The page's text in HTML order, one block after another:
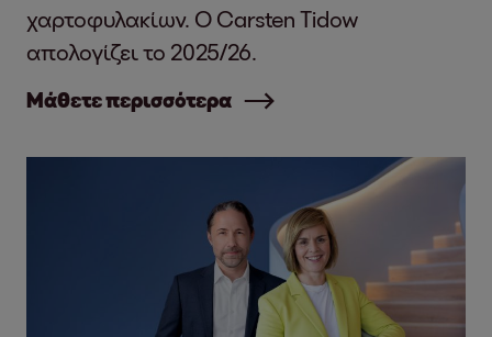
χαρτοφυλακίων. Ο Carsten Tidow
απολογίζει το 2025/26.
Μάθετε περισσότερα